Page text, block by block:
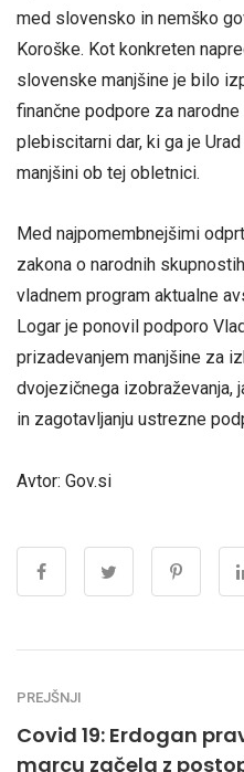
med slovensko in nemško
Koroške. Kot konkreten
slovenske manjšine je bilo
finančne podpore za
plebiscitarni dar, ki ga je
manjšini ob tej obletnici.
Med najpomembnejšimi
zakona o narodnih
vladnem program aktualne
Logar je ponovil podporo
prizadevanjem manjšine za
dvojezičnega izobraževanja,
in zagotavljanju ustrezne
Avtor: Gov.si
PREJŠNJI
Covid 19: Erdogan
marcu začela z